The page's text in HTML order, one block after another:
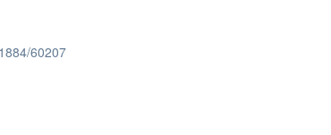
60207